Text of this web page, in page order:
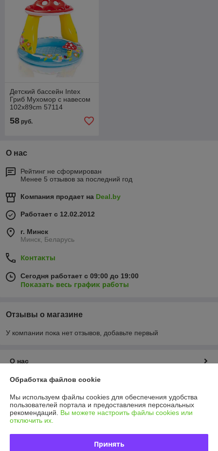
Детский бассейн Intex
Гриб Мухомор с навесом
102x89cm 57114
58 руб.
О нас
Рейтинг не сформирован
Менее 5 отзывов за последний год
Компания продает на Deal.by
Работает с 12.02.2012
г. Минск
Минск, Беларусь
Контакты
Сегодня работает с 09:00 до 19:00
Показать весь график работы
Отзывы о магазине
У компании пока нет отзывов, добавьте первый
О нас
Контакты
Доставка и оплата
Обработка файлов cookie
Мы используем файлы cookies для обеспечения удобства
пользователей портала и предоставления персональных
рекомендаций. Вы можете настроить файлы cookies или
отключить их.
Принять